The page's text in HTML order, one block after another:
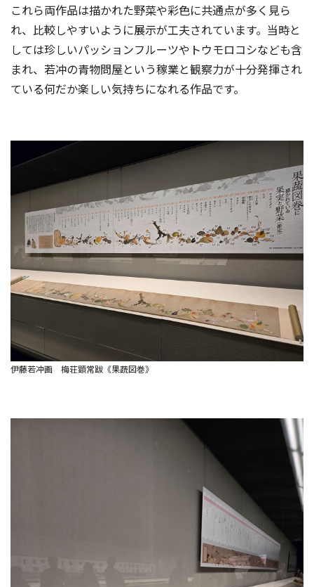
これら両作品は描かれた野菜や彩色に共通点が多く見ら
れ、比較しやすいように展示が工夫されています。当時と
しては珍しいパッションフルーツやトウモロコシなども含
まれ、若冲の青物問屋という稼業と観察力が十分発揮され
ている何だか楽しい気持ちになれる作品です。
伊藤若冲画 梅荘顕常跋《果蔬図巻》